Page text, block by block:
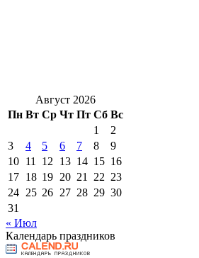
Август 2026
Пн Вт Ср Чт Пт Сб Вс
1
2
3
4 5 6 7 8
9
10 11 12 13 14 15 16
17 18 19 20 21 22 23
24 25 26 27 28 29 30
31
« Июл
Календарь праздников